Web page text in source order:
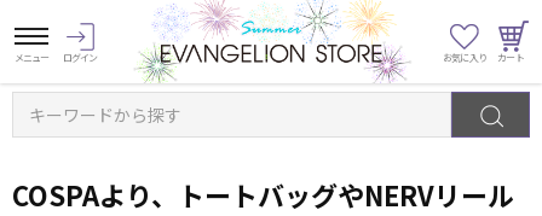
キーワードから探す
COSPAより、トートバッグやNERVリール